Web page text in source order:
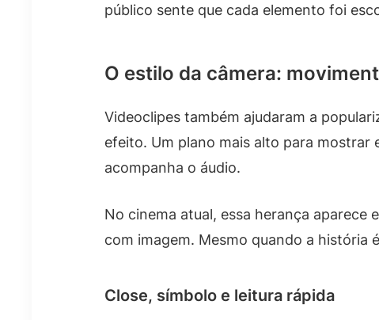
público sente que cada elemento foi
O estilo da câmera:
Videoclipes também ajudaram a
efeito. Um plano mais alto para mostrar
acompanha o áudio.
No cinema atual, essa herança aparece
com imagem. Mesmo quando a história
Close, símbolo e leitura rápida